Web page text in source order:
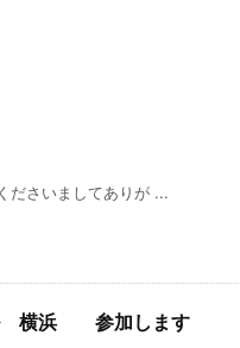
さいましてありが ...
横浜 参加します